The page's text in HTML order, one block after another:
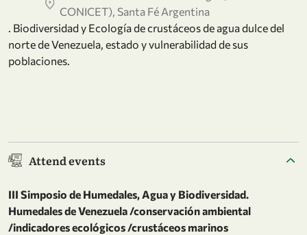
CONICET), Santa Fé Argentina
. Biodiversidad y Ecología de crustáceos de agua dulce del
norte de Venezuela, estado y vulnerabilidad de sus
poblaciones.
Attend events
III Simposio de Humedales, Agua y Biodiversidad.
Humedales de Venezuela /conservación ambiental
/indicadores ecológicos /crustáceos marinos